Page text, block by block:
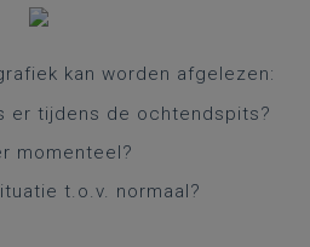
kan worden afgelezen:
er tijdens de ochtendspits?
momenteel?
t.o.v. normaal?